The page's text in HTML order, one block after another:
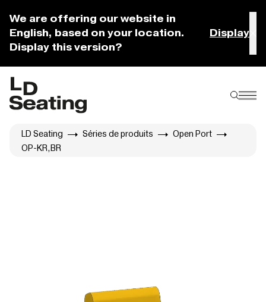
We are offering our website in
English, based on your location.
Display this version?
Display
LD Seating Séries de produits
Open Port
OP-KR,BR